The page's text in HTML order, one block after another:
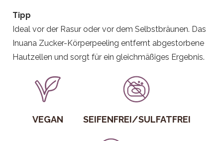
Tipp
Ideal vor der Rasur oder vor dem Selbstbräunen. Das
Inuana Zucker-Körperpeeling entfernt abgestorbene
Hautzellen und sorgt für ein gleichmäßiges Ergebnis.
VEGAN SEIFENFREI/SULFATFREI